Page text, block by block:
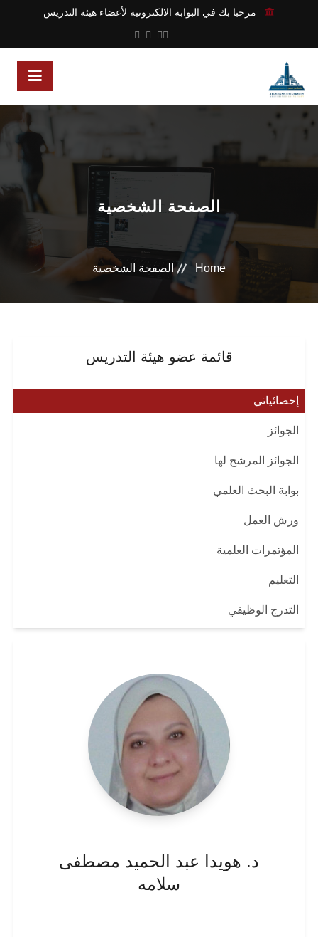
مرحبا بك في البوابة الالكترونية لأعضاء هيئة التدريس
الصفحة الشخصية
Home الصفحة الشخصية
قائمة عضو هيئة التدريس
إحصائياتي
الجوائز
الجوائز المرشح لها
بوابة البحث العلمي
ورش العمل
المؤتمرات العلمية
التعليم
التدرج الوظيفي
د. هويدا عبد الحميد مصطفى
سلامه